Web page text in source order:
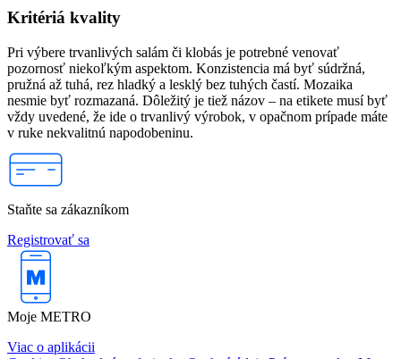
Kritériá kvality
Pri výbere trvanlivých salám či klobás je potrebné venovať
pozornosť niekoľkým aspektom. Konzistencia má byť súdržná,
pružná až tuhá, rez hladký a lesklý bez tuhých častí. Mozaika
nesmie byť rozmazaná. Dôležitý je tiež názov – na etikete musí byť
vždy uvedené, že ide o trvanlivý výrobok, v opačnom prípade máte
v ruke nekvalitnú napodobeninu.
Staňte sa zákazníkom
Registrovať sa
Moje METRO
Viac o aplikácii